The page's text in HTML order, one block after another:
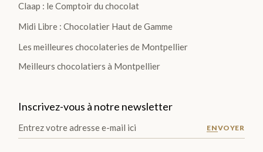
E
DES
PÈR
Claap : le Comptoir du chocolat
Midi Libre : Chocolatier Haut de Gamme
Les meilleures chocolateries de Montpellier
Meilleurs chocolatiers à Montpellier
Inscrivez-vous à notre newsletter
ENVOYER